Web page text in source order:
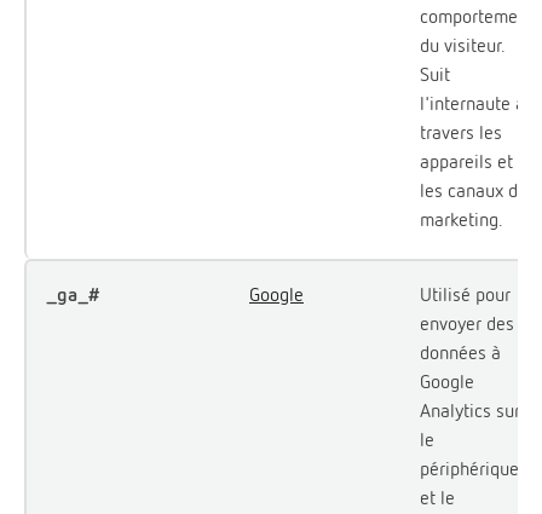
comportement
du visiteur.
Suit
l'internaute à
travers les
appareils et
les canaux de
marketing.
_ga_# Google
Utilisé pour
envoyer des
données à
Google
Analytics sur
le
périphérique
et le